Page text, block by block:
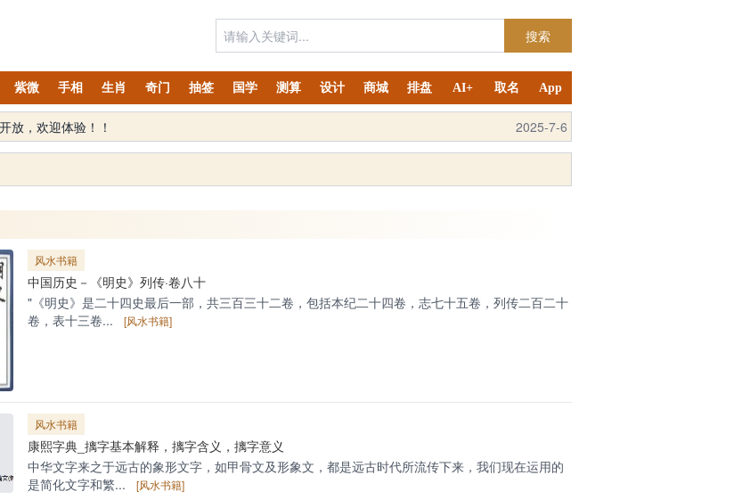
搜索
紫微 手相 生肖 奇门 抽签 国学 测算 设计 商城 排盘 AI+ 取名 App
2025-9-4
风水书籍
中国历史－《明史》列传·卷八十
"《明史》是二十四史最后一部，共三百三十二卷，包括本纪二十四卷，志七十五卷，列传二百二十
卷，表十三卷...
[风水书籍]
风水书籍
康熙字典_摛字基本解释，摛字含义，摛字意义
中华文字来之于远古的象形文字，如甲骨文及形象文，都是远古时代所流传下来，我们现在运用的
是简化文字和繁...
[风水书籍]